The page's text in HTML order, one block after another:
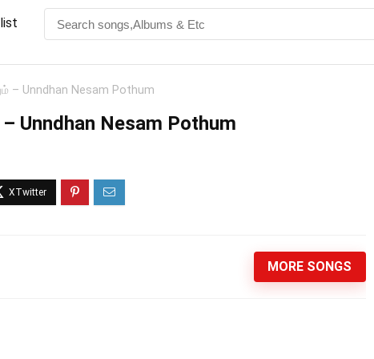
– Unndhan Nesam Pothum
Unndhan Nesam Pothum
MORE SONGS